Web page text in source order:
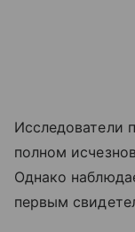
Исследователи
полном
Однако
первым